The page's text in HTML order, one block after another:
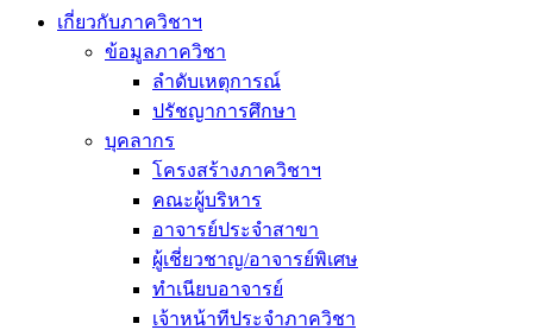
เกี่ยวกับภาควิชาฯ
ข้อมูลภาควิชา
ลำดับเหตุการณ์
ปรัชญาการศึกษา
บุคลากร
โครงสร้างภาควิชาฯ
คณะผู้บริหาร
อาจารย์ประจำสาขา
ผู้เชี่ยวชาญ/อาจารย์พิเศษ
ทำเนียบอาจารย์
เจ้าหน้าทีประจำภาควิชา